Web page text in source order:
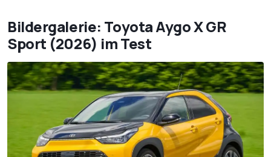
Bildergalerie: Toyota Aygo X GR
Sport (2026) im Test